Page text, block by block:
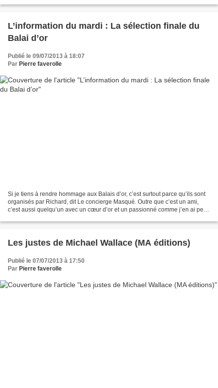
L’information du mardi : La sélection finale du
Balai d’or
Publié le 09/07/2013 à 18:07
Par Pierre faverolle
Si je tiens à rendre hommage aux Balais d’or, c’est surtout parce qu’ils sont
organisés par Richard, dit Le concierge Masqué. Outre que c’est un ami,
c’est aussi quelqu’un avec un cœur d’or et un passionné comme j’en ai peu
Les justes de Michael Wallace (MA éditions)
Publié le 07/07/2013 à 17:50
Par Pierre faverolle